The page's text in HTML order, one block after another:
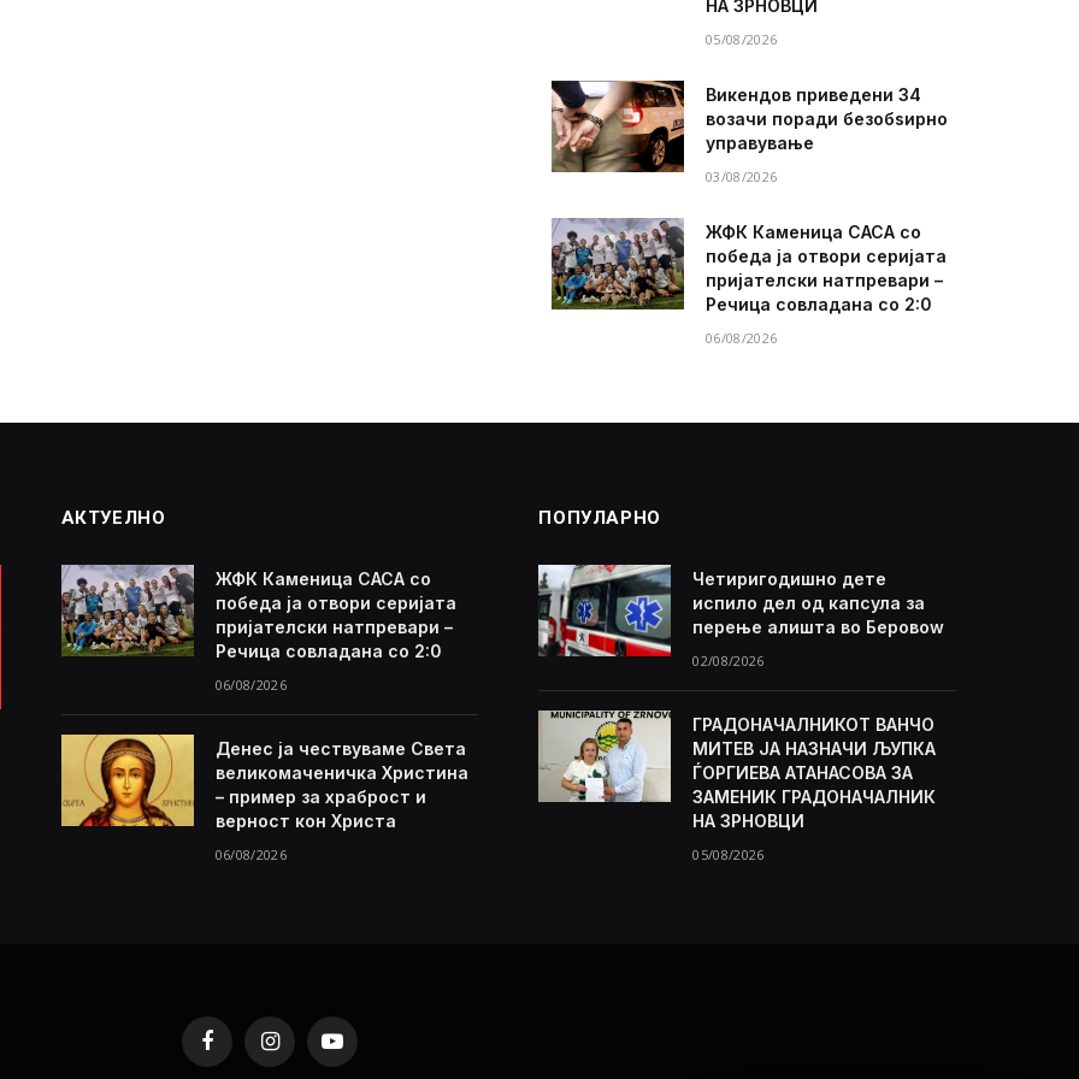
НА ЗРНОВЦИ
05/08/2026
Викендов приведени 34
возачи поради безобѕирно
управување
03/08/2026
ЖФК Каменица САСА со
победа ја отвори серијата
пријателски натпревари –
Речица совладана со 2:0
06/08/2026
АКТУЕЛНО
ЖФК Каменица САСА со
победа ја отвори серијата
пријателски натпревари –
Речица совладана со 2:0
06/08/2026
Денес ја чествуваме Света
великомаченичка Христина
– пример за храброст и
верност кон Христа
06/08/2026
ПОПУЛАРНО
Четиригодишно дете
испило дел од капсула за
перење алишта во Беровоw
02/08/2026
ГРАДОНАЧАЛНИКОТ ВАНЧО
МИТЕВ ЈА НАЗНАЧИ ЉУПКА
ЃОРГИЕВА АТАНАСОВА ЗА
ЗАМЕНИК ГРАДОНАЧАЛНИК
НА ЗРНОВЦИ
05/08/2026
FacebookInstagramYouTube